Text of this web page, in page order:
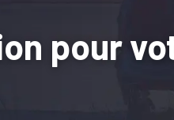
pour